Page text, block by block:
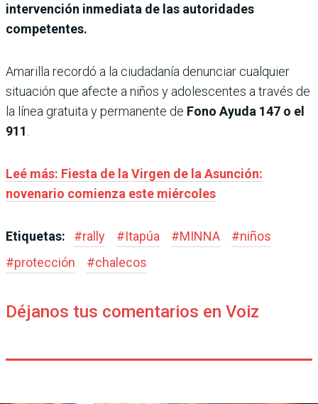
intervención inmediata de las autoridades
competentes.
Amarilla recordó a la ciudadanía denunciar cualquier
situación que afecte a niños y adolescentes a través de
la línea gratuita y permanente de Fono Ayuda 147 o el
911
Leé más: Fiesta de la Virgen de la Asunción:
novenario comienza este miércoles
Etiquetas: #rally #Itapúa #MINNA #niños
#protección #chalecos
Déjanos tus comentarios en Voiz